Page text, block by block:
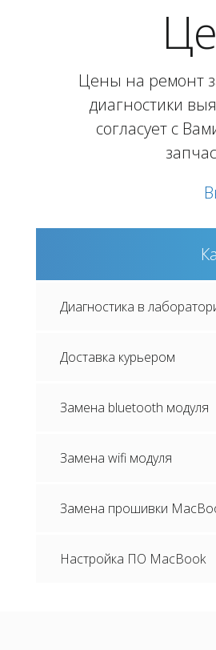
Цены на ремонт
диагностики
согласует с
Диагностика в
Доставка курьером
Замена bluetooth модуля
Замена wifi модуля
Замена прошивки
Настройка ПО MacBook